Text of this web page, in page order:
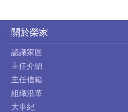
:::關於榮家
認識家區
主任介紹
主任信箱
組織沿革
大事紀